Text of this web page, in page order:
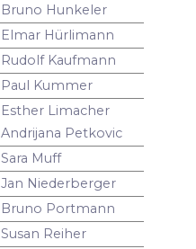
Bruno Hunkeler
Elmar Hürlimann
Rudolf Kaufmann
Paul Kummer
Esther Limacher
Andrijana Petkovic
Sara Muff
Jan Niederberger
Bruno Portmann
Susan Reiher